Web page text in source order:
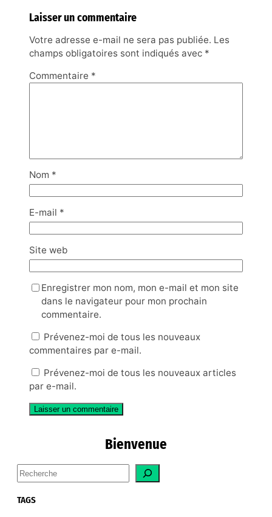
Laisser un commentaire
Votre adresse e-mail ne sera pas publiée. Les
champs obligatoires sont indiqués avec *
Commentaire *
Nom *
E-mail *
Site web
Enregistrer mon nom, mon e-mail et mon site
dans le navigateur pour mon prochain
commentaire.
Prévenez-moi de tous les nouveaux
commentaires par e-mail.
Prévenez-moi de tous les nouveaux articles
par e-mail.
Bienvenue
S
e
a
TAGS